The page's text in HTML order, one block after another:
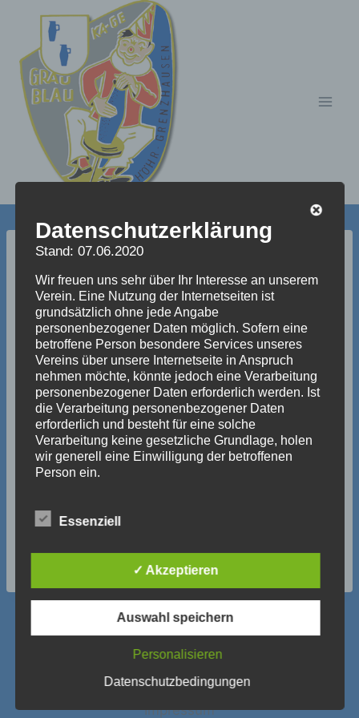
springen
bilder_aus_dem_jahre_2
007_53_20100716_1873
663133
Datenschutzerklärung
Newsletter
Impressum
Datenschutzerklärung
Stand: 07.06.2020
Wir freuen uns sehr über Ihr Interesse an unserem
Verein. Eine Nutzung der Internetseiten ist
grundsätzlich ohne jede Angabe
personenbezogener Daten möglich. Sofern eine
betroffene Person besondere Services unseres
Vereins über unsere Internetseite in Anspruch
nehmen möchte, könnte jedoch eine Verarbeitung
personenbezogener Daten erforderlich werden. Ist
die Verarbeitung personenbezogener Daten
erforderlich und besteht für eine solche
Verarbeitung keine gesetzliche Grundlage, holen
wir generell eine Einwilligung der betroffenen
Person ein.
beispielsweise des Namens, der Anschrift, E-Mail-
Datenschutz-Grundverordnung und in
Übereinstimmung mit den für uns geltenden
landesspezifischen Datenschutzbestimmungen.
Mittels dieser Datenschutzerklärung möchte unser
verarbeiteten personenbezogenen Daten
informieren. Ferner werden betroffene Personen
zustehenden Rechte aufgeklärt.
Essenziell
✓ Akzeptieren
Auswahl speichern
Personalisieren
Datenschutzbedingungen